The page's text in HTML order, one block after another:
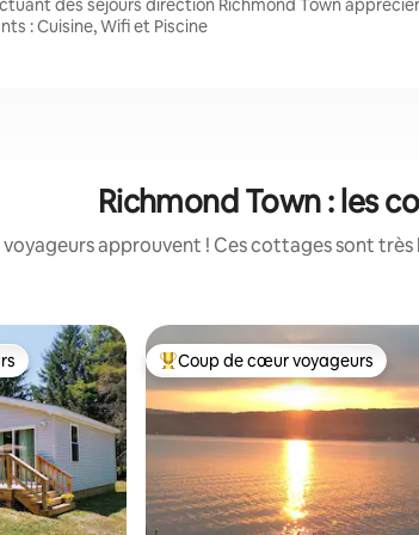
des séjours direction Richmond Town
: Cuisine, Wifi et Piscine
Richmond Town : les
voyageurs approuvent ! Ces cottages sont
les plus appréciés Coups de cœur voyageurs les
Coup de cœur voyageurs